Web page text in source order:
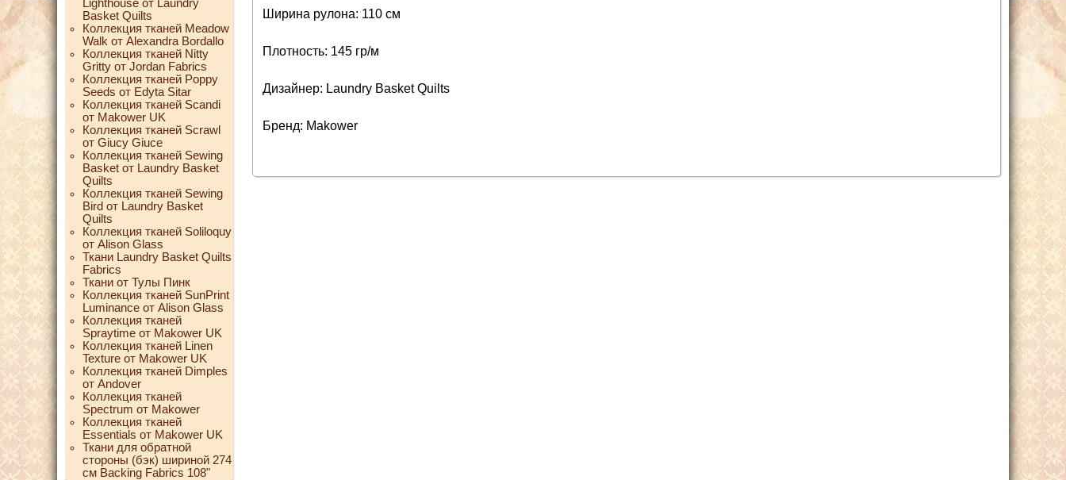
Lighthouse от Laundry
Basket Quilts
Коллекция тканей Meadow
Walk от Alexandra Bordallo
Коллекция тканей Nitty
Gritty от Jordan Fabrics
Коллекция тканей Poppy
Seeds от Edyta Sitar
Коллекция тканей Scandi
от Makower UK
Коллекция тканей Scrawl
от Giucy Giuce
Коллекция тканей Sewing
Basket от Laundry Basket
Quilts
Коллекция тканей Sewing
Bird от Laundry Basket
Quilts
Коллекция тканей Soliloquy
от Alison Glass
Ткани Laundry Basket Quilts
Fabrics
Ткани от Тулы Пинк
Коллекция тканей SunPrint
Luminance от Alison Glass
Коллекция тканей
Spraytime от Makower UK
Коллекция тканей Linen
Texture от Makower UK
Коллекция тканей Dimples
от Andover
Коллекция тканей
Spectrum от Makower
Коллекция тканей
Essentials от Makower UK
Ткани для обратной
стороны (бэк) шириной 274
см Backing Fabrics 108"
Ширина рулона: 110 см
Плотность: 145 гр/м
Дизайнер: Laundry Basket Quilts
Бренд: Makower